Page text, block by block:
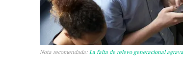
Nota recomendada: La falta de relevo generacional